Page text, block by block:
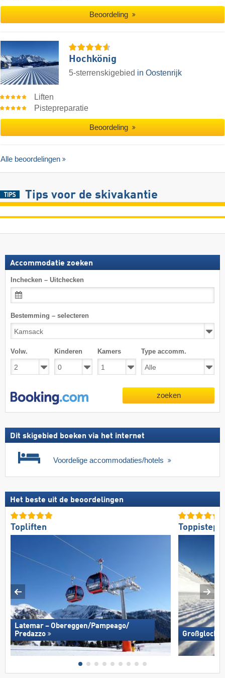
Beoordeling
Hochkönig
5-sterrenskigebied in Oostenrijk
Liften
Pistepreparatie
Beoordeling
Alle beoordelingen
Tips voor de skivakantie
Accommodatie zoeken
Inchecken – Uitchecken
Bestemming – selecteren
Volw. Kinderen Kamers Type accomm.
zoeken
Dit skigebied boeken via het internet
Voordelige accommodaties/hotels
Het beste uit de beoordelingen
Topliften
Latemar – Obereggen/​Pampeago/​
Predazzo